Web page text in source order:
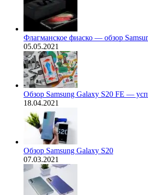
Флагманское фиаско — обзор
05.05.2021
Обзор Samsung Galaxy S20 FE —
18.04.2021
Обзор Samsung Galaxy S20
07.03.2021